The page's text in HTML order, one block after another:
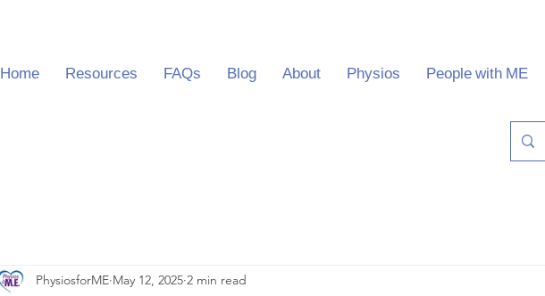
Home Resources FAQs Blog About Physios People with ME
PhysiosforME May 12, 2025 2 min read